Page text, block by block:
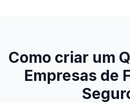
Como criar um
Empresas de